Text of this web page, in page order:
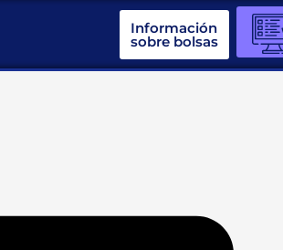
Información
sobre bolsas